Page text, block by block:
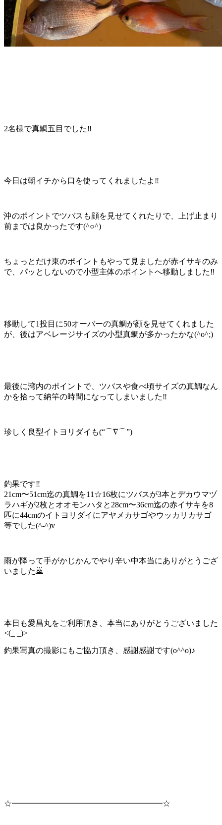
2名様で真鯛五目でした‼️
今日は朝イチから口を使ってくれましたよ‼️
沖のポイントでツバスも顔を見せてくれたりで、上げ止まり
前までは良かったです(^○^)
ちょっとだけ東のポイントもやって見ましたが赤イサキのみ
で、パッとしないので小型主体のポイントへ移動しました‼️
移動して1投目に50オーバーの真鯛が顔を見せてくれました
が、後はアベレージサイズの小型真鯛が多かったかな(^o^;)
最後に湾内のポイントで、ツバスや食べ頃サイズの真鯛なん
かを拾って納竿の時間になってしまいました‼️
珍しく良型イトヨリダイも(“⌒∇⌒”)
釣果です‼️
21cm〜51cm迄の真鯛を11☆16枚にツバスが3本とデカウマヅ
ラハギが2枚とオオモンハタと28cm〜36cm迄の赤イサキを8
匹に44cmのイトヨリダイにアヤメカサゴやウッカリカサゴ
等でした(^-^)v
雨が降って手がかじかんでやり辛い中本当にありがとうござ
いました🙇
本日も愛昌丸をご利用頂き、本当にありがとうございました
<(_ _)>
釣果写真の撮影にもご協力頂き、感謝感謝です(o^^o)♪
☆━━━━━━━━━━━━━━━━━━━☆